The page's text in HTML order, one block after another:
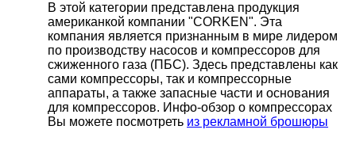
В этой категории представлена продукция
американкой компании "CORKEN". Эта
компания является признанным в мире лидером
по производству насосов и компрессоров для
сжиженного газа (ПБС). Здесь представлены как
сами компрессоры, так и компрессорные
аппараты, а также запасные части и основания
для компрессоров. Инфо-обзор о компрессорах
Вы можете посмотреть из рекламной брошюры